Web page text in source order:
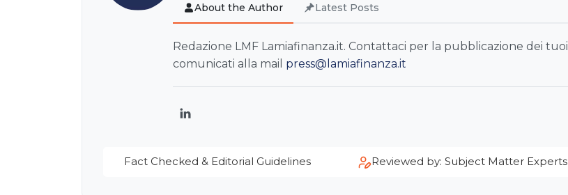
About the Author Latest Posts
Redazione LMF Lamiafinanza.it. Contattaci per la pubblicazione dei tuoi
comunicati alla mail press@lamiafinanza.it
LinkedIn
Fact Checked & Editorial Guidelines Reviewed by: Subject Matter Experts